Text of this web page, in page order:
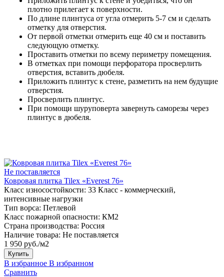
плотно прилегает к поверхности.
По длине плинтуса от угла отмерить 5-7 см и сделать
отметку для отверстия.
От первой отметки отмерить еще 40 см и поставить
следующую отметку.
Проставить отметки по всему периметру помещения.
В отметках при помощи перфоратора просверлить
отверстия, вставить дюбеля.
Приложить плинтус к стене, разметить на нем будущие
отверстия.
Просверлить плинтус.
При помощи шуруповерта завернуть саморезы через
плинтус в дюбеля.
Не поставляется
Ковровая плитка Tilex «Everest 76»
Класс износостойкости: 33 Класс - коммерческий,
интенсивные нагрузки
Тип ворса: Петлевой
Класс пожарной опасности: КМ2
Страна производства: Россия
Наличие товара: Не поставляется
1 950 руб./м2
Купить
В избранное В избранном
Сравнить